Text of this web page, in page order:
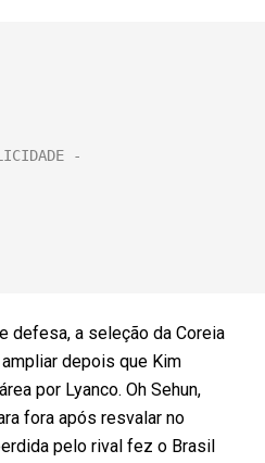
defesa, a seleção da Coreia
depois que Kim
por Lyanco. Oh Sehun,
fora após resvalar no
pelo rival fez o Brasil